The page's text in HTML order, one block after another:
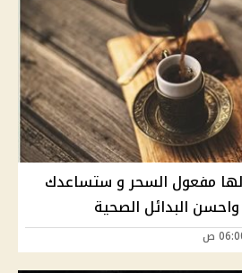
مفعول السحر و ستساعدك
البدائل الصحية